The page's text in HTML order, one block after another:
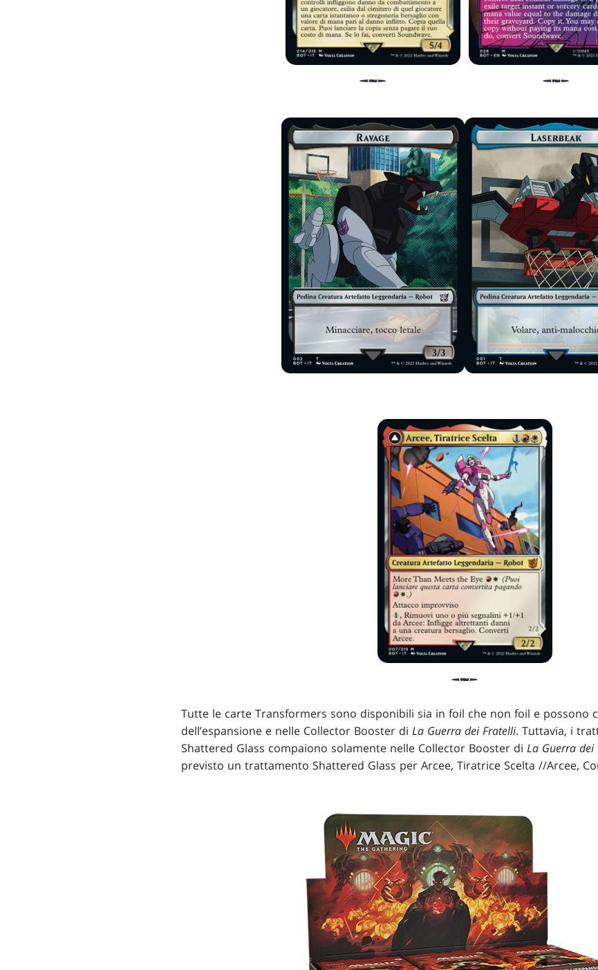
Tutte le carte Transformers sono disponibili sia in foil che non foil e possono
dell’espansione e nelle Collector Booster di La Guerra dei Fratelli. Tuttavia, i
Shattered Glass compaiono solamente nelle Collector Booster di La Guerra dei
previsto un trattamento Shattered Glass per Arcee, Tiratrice Scelta //Arcee,